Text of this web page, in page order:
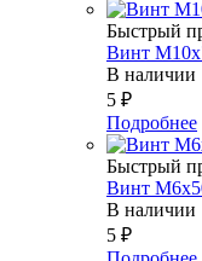
Быстрый
Винт
В наличии
5 ₽
Подробнее
Быстрый
Винт
В наличии
5 ₽